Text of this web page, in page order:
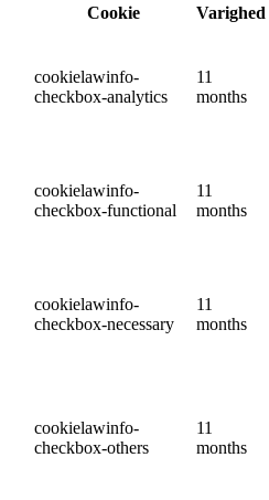
Cookie
Varighed
cookielawinfo-
checkbox-analytics
11
months
cookielawinfo-
checkbox-functional
11
months
cookielawinfo-
checkbox-necessary
11
months
cookielawinfo-
checkbox-others
11
months